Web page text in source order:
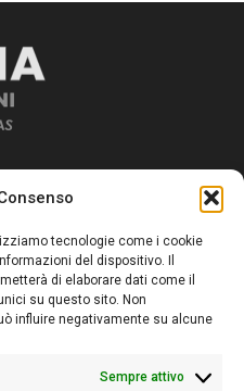
tecnologie come i cookie
del dispositivo. Il
di elaborare dati come il
su questo sito. Non
influire negativamente su alcune
Sempre attivo
per informare “liberamente” i
con un occhio rivolto al
futuro